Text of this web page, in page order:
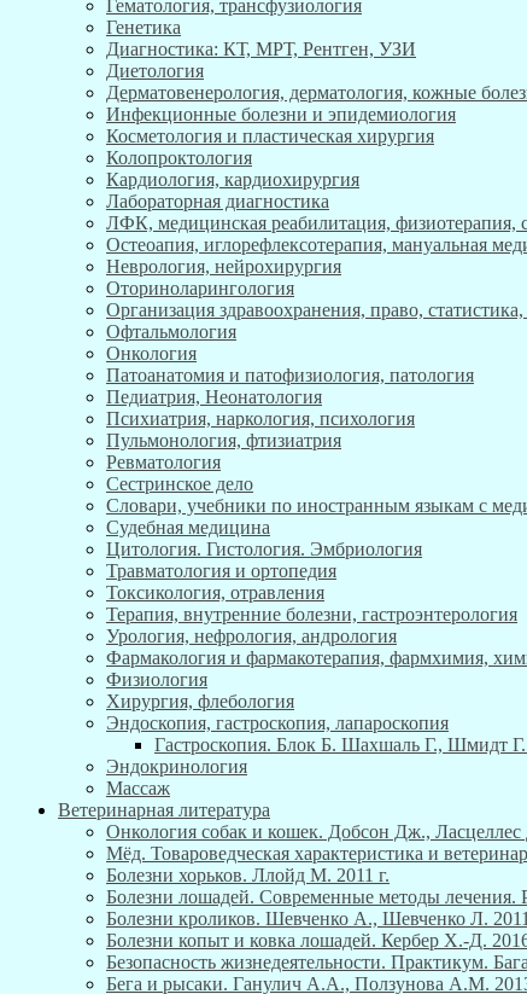
Гематология, трансфузиология
Генетика
Диагностика: КТ, МРТ, Рентген, УЗИ
Диетология
Дерматовенерология, дерматология, кожные
Инфекционные болезни и эпидемиология
Косметология и пластическая хирургия
Колопроктология
Кардиология, кардиохирургия
Лабораторная диагностика
ЛФК, медицинская реабилитация, физиотерапия,
Остеоапия, иглорефлексотерапия, мануальная
Неврология, нейрохирургия
Оториноларингология
Организация здравоохранения, право,
Офтальмология
Онкология
Патоанатомия и патофизиология, патология
Педиатрия, Неонатология
Психиатрия, наркология, психология
Пульмонология, фтизиатрия
Ревматология
Сестринское дело
Словари, учебники по иностранным языкам с
Судебная медицина
Цитология. Гистология. Эмбриология
Травматология и ортопедия
Токсикология, отравления
Терапия, внутренние болезни, гастроэнтерология
Урология, нефрология, андрология
Фармакология и фармакотерапия, фармхимия,
Физиология
Хирургия, флебология
Эндоскопия, гастроскопия, лапароскопия
Гастроскопия. Блок Б. Шахшаль Г., Шмидт Г.
Эндокринология
Массаж
Ветеринарная литература
Онкология собак и кошек. Добсон Дж., Ласцеллес
Мёд. Товароведческая характеристика и
Болезни хорьков. Ллойд М. 2011 г.
Болезни лошадей. Современные методы лечения.
Болезни кроликов. Шевченко А., Шевченко Л.
Болезни копыт и ковка лошадей. Кербер Х.-Д.
Безопасность жизнедеятельности. Практикум.
Бега и рысаки. Ганулич А.А., Ползунова А.М.